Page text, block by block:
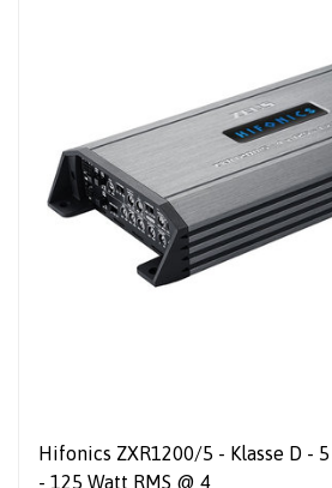
Hifonics ZXR1200/5 - Klasse D - 5 Kanaals versterker
- 125 Watt RMS @ 4